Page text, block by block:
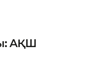
АҚШ